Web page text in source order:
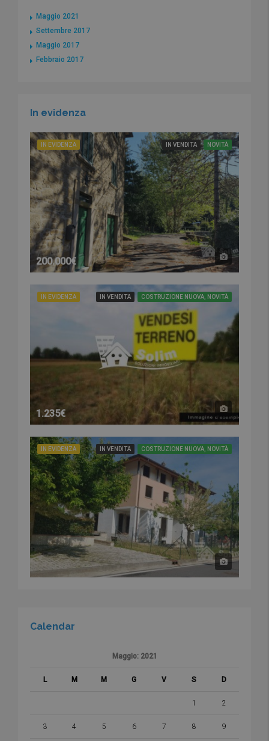
Maggio 2021
Settembre 2017
Maggio 2017
Febbraio 2017
In evidenza
IN EVIDENZA IN VENDITA NOVITÀ
200.000€
IN EVIDENZA IN VENDITA COSTRUZIONE NUOVA, NOVITÀ
1.235€
IN EVIDENZA IN VENDITA COSTRUZIONE NUOVA, NOVITÀ
Calendar
Maggio: 2021
L M M G V S D
1 2
3 4 5 6 7 8 9